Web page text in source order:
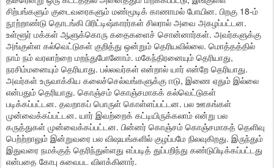
சிற்பங்களும் குடைவரைகளும் மண்மூடிக் காணாமல் போயின. பிறகு 18-ம்
நூற்றாண்டு தொடங்கி பிரிட்டிஷ்காரர்கள் சிலரால் அவை அகழப்பட்டன.
உள்ளூர் மக்கள் ஆளுக்கொரு கதைகளைச் சொன்னார்கள். அவர்களுக்கு
அங்குள்ள கல்வெட்டுகள் குறித்து ஒன்றும் தெரியவில்லை. மொத்தத்தில்
நாம் நம் வரலாற்றை மறந்துபோனோம். மகேந்திரனையும் தெரியாது,
நரசிம்மனையும் தெரியாது. பல்லவர்கள் என்றால் யார் என்றே தெரியாது.
அவர்கள் உருவாக்கிய கலைச்செல்வங்களுக்கு ஈடு, இணை ஏதும் இல்லை
என்பதும் தெரியாது. கொஞ்சம் கொஞ்சமாகக் கல்வெட்டுகள்
படிக்கப்பட்டன. தவறாகப் பொருள் கொள்ளப்பட்டன. பல ஊகங்கள்
முன்வைக்கப்பட்டன. யார் இவற்றைக் கட்டியிருக்கலாம் என்று பல
கருத்துகள் முன்வைக்கப்பட்டன. பின்னர் கொஞ்சம் கொஞ்சமாகத் தெளிவு
பெற்ற்றாலும் இன்றுவரை பல விஷயங்களில் குழப்பமே நிலவுகிறது. இருந்தும்
இதுவரை நமக்குத் தெரிந்துள்ளது எப்படித் துப்பறிந்து கண்டுபிடிக்கப்பட்டது
என்பதை கோபு சுவைபட விளக்கினார்.